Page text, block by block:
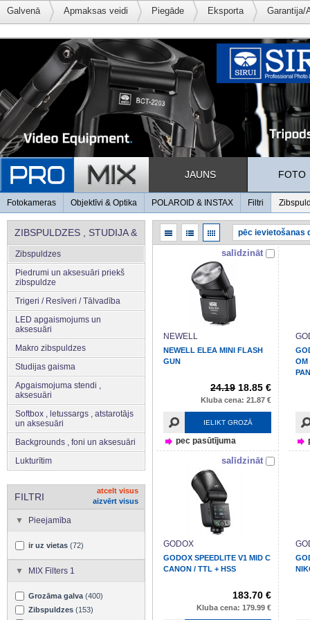
Galvenā Apmaksas veidi Piegāde Eksporta Garantija/
JAUNS FOTO
Fotokameras Objektīvi & Optika POLAROID & INSTAX Filtri
ZIBSPULDZES , STUDIJA &
APGAISMOJUMS
Zibspuldzes
Piedrumi un aksesuāri priekš
zibspuldze
Trigeri / Resīveri / Tālvadība
LED apgaismojums un
aksesuāri
Makro zibspuldzes
Studijas gaisma
Apgaismojuma stendi ,
aksesuāri
Softbox , letussargs , atstarotājs
un aksesuāri
Backgrounds , foni un aksesuāri
Lukturītim
FILTRI
atcelt visus
aizvērt visus
Pieejamība
ir uz vietas (72)
MIX Filters 1
Grozāma galva (400)
Zibspuldzes (153)
salīdzināt
NEWELL
NEWELL ELEA MINI FLASH
GUN
24.19 18.85 €
Kluba cena: 21.87 €
IELIKT GROZĀ
pec pasūtījuma
OM
salīdzināt
GODOX
GODOX SPEEDLITE V1 MID C
CANON / TTL + HSS
183.70 €
Kluba cena: 179.99 €